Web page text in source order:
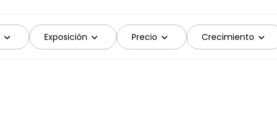
Exposición Precio Crecimiento